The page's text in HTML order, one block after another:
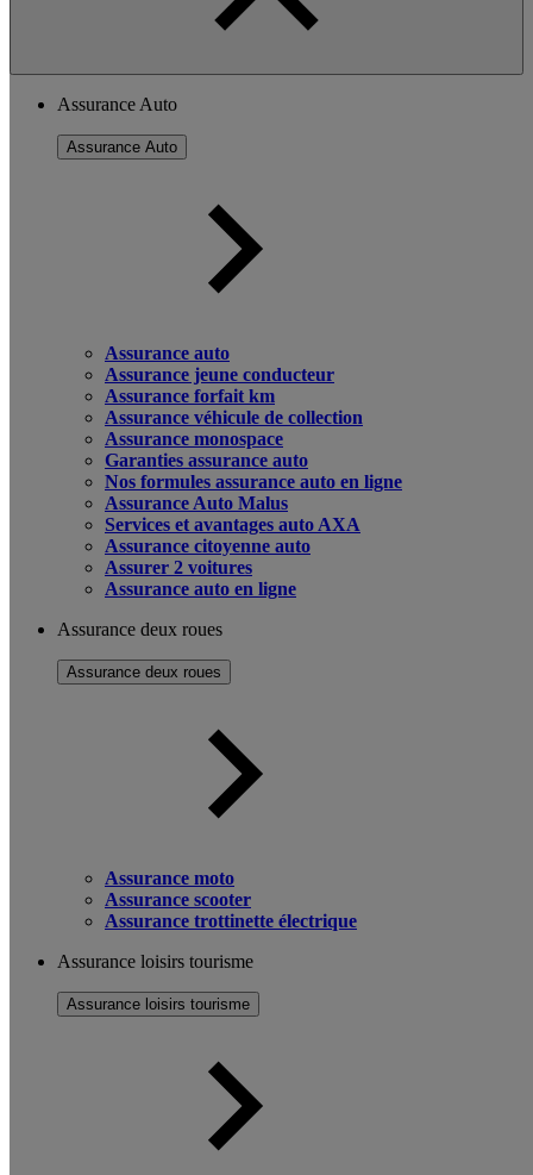
Assurance Auto
Assurance Auto
Assurance auto
Assurance jeune conducteur
Assurance forfait km
Assurance véhicule de collection
Assurance monospace
Garanties assurance auto
Nos formules assurance auto en ligne
Assurance Auto Malus
Services et avantages auto AXA
Assurance citoyenne auto
Assurer 2 voitures
Assurance auto en ligne
Assurance deux roues
Assurance deux roues
Assurance moto
Assurance scooter
Assurance trottinette électrique
Assurance loisirs tourisme
Assurance loisirs tourisme